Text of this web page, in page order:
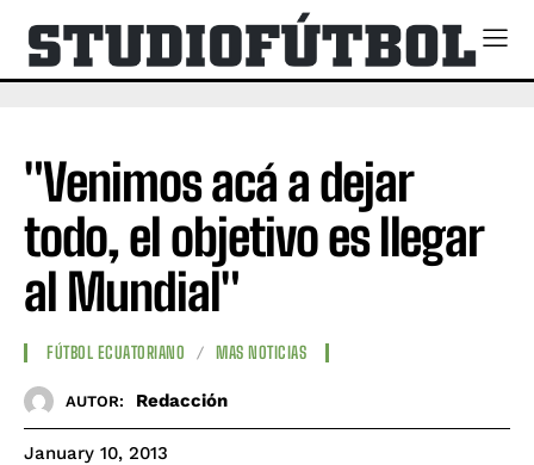
"Venimos acá a dejar
todo, el objetivo es llegar
al Mundial"
FÚTBOL ECUATORIANO MAS NOTICIAS
AUTOR: Redacción
January 10, 2013